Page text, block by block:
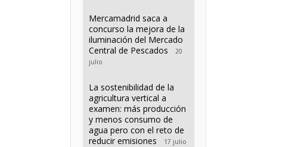
Mercamadrid saca a
concurso la mejora de la
iluminación del Mercado
Central de Pescados
20
julio
La sostenibilidad de la
agricultura vertical a
examen: más producción
y menos consumo de
agua pero con el reto de
reducir emisiones
17 julio